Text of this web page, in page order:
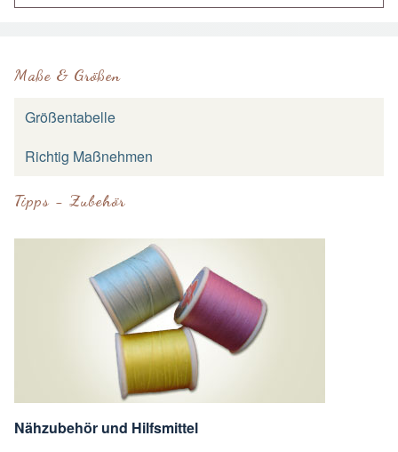
Maße & Größen
Größentabelle
Richtig Maßnehmen
Tipps - Zubehör
Nähzubehör und Hilfsmittel